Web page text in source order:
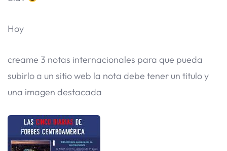
Hoy
creame 3 notas internacionales para que pueda
subirlo a un sitio web la nota debe tener un titulo y
una imagen destacada